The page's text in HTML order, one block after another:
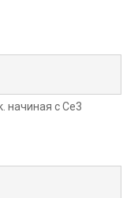
начиная с Се3